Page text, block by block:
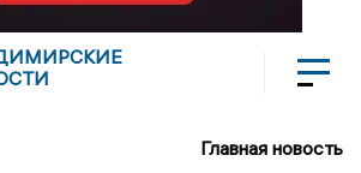
Главная новость